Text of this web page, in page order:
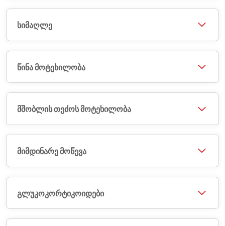
სიმაღლე
წინა მოტეხილობა
მშობლის თეძოს მოტეხილობა
მიმდინარე მოწევა
გლუკოკორტიკოიდები